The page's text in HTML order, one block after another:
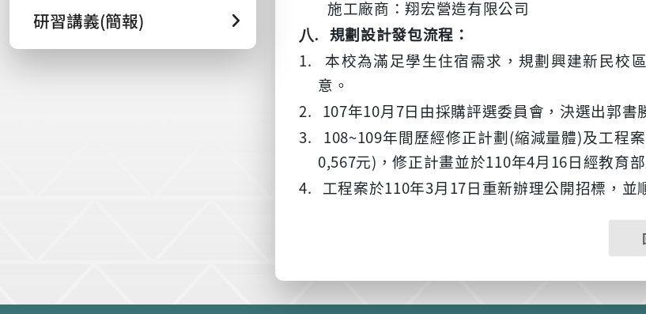
研習講義(簡報)
施工廠商：翔宏營造有限公司
八.
規劃設計發包流程：
1. 本校為滿足學生住宿需求，規劃興建新民校
意。
2. 107年10月 7日由採購評選委員會，決選出郭書
3. 108~109年間歷經修正計劃 (縮減量體)及工程案
0,567元) ，修正計畫並於110年4月 16 日經教育
4. 工程案於110年3月 17 日重新辦理公開招標，並